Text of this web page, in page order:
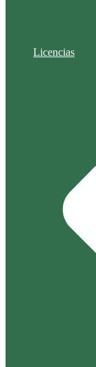
Licencias